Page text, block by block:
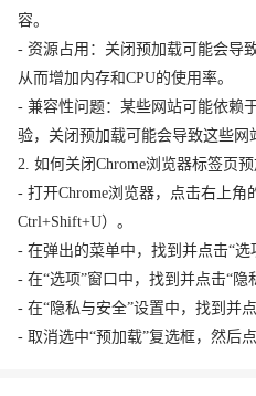
容。
- 资源占用：关闭预加载可能会导
从而增加内存和CPU的使用率。
- 兼容性问题：某些网站可能依赖
验，关闭预加载可能会导致这些网
2. 如何关闭Chrome浏览器标签页预
- 打开Chrome浏览器，点击右上角
Ctrl+Shift+U）。
- 在弹出的菜单中，找到并点击“选
- 在“选项”窗口中，找到并点击“隐
- 在“隐私与安全”设置中，找到并点
- 取消选中“预加载”复选框，然后